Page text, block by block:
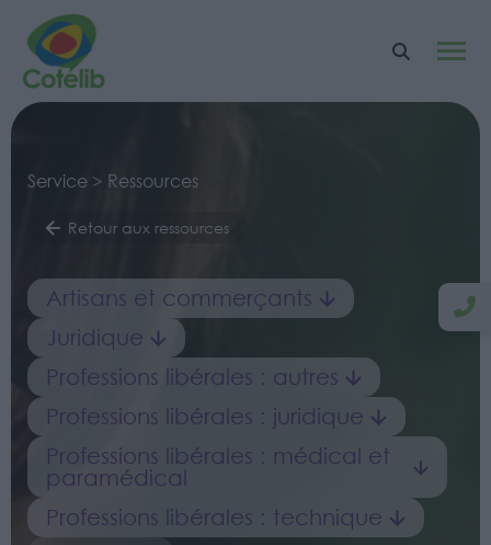
Service > Ressources
Retour aux ressources
Artisans et commerçants
Juridique
Professions libérales : autres
Professions libérales : juridique
Professions libérales : médical et
paramédical
Professions libérales : technique